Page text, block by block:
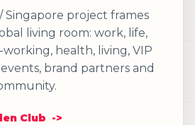
Singapore project frames
living room: work, life,
health, living, VIP
brand partners and
Club